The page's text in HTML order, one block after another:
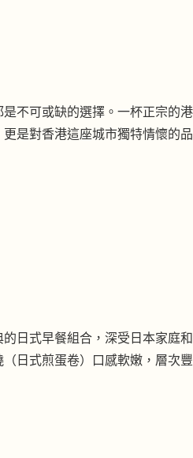
不可或缺的選擇。一杯正宗的港
是對香港這座城市獨特情懷的品
日式早餐組合，深受日本家庭和
日式煎蛋卷）口感軟嫩，層次豐